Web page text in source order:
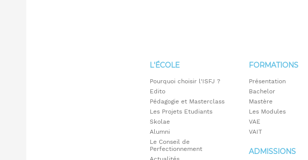
L'ÉCOLE
Pourquoi choisir l'ISFJ ?
Edito
Pédagogie et Masterclass
Les Projets Etudiants
Skolae
Alumni
Le Conseil de
Perfectionnement
FORMATIONS
Présentation
Bachelor
Mastère
Les Modules
VAE
VAIT
ADMISSIONS